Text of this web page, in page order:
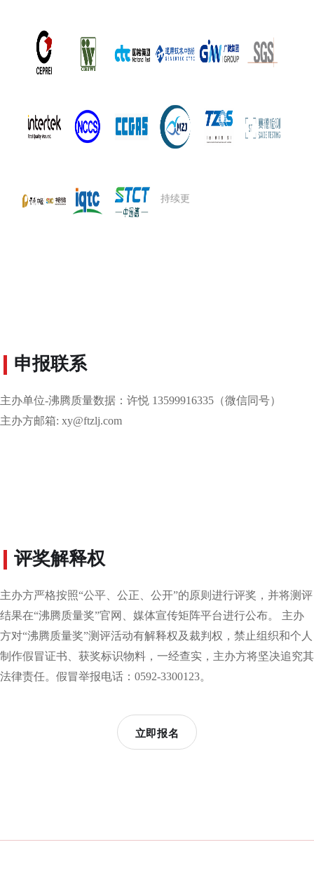
持续更
持续更
申报联系
主办单位-沸腾质量数据：许悦 13599916335（微信同号）
主办方邮箱: xy@ftzlj.com
评奖解释权
主办方严格按照“公平、公正、公开”的原则进行评奖，并将测评
结果在“沸腾质量奖”官网、媒体宣传矩阵平台进行公布。 主办
方对“沸腾质量奖”测评活动有解释权及裁判权，禁止组织和个人
制作假冒证书、获奖标识物料，一经查实，主办方将坚决追究其
法律责任。假冒举报电话：0592-3300123。
立即报名